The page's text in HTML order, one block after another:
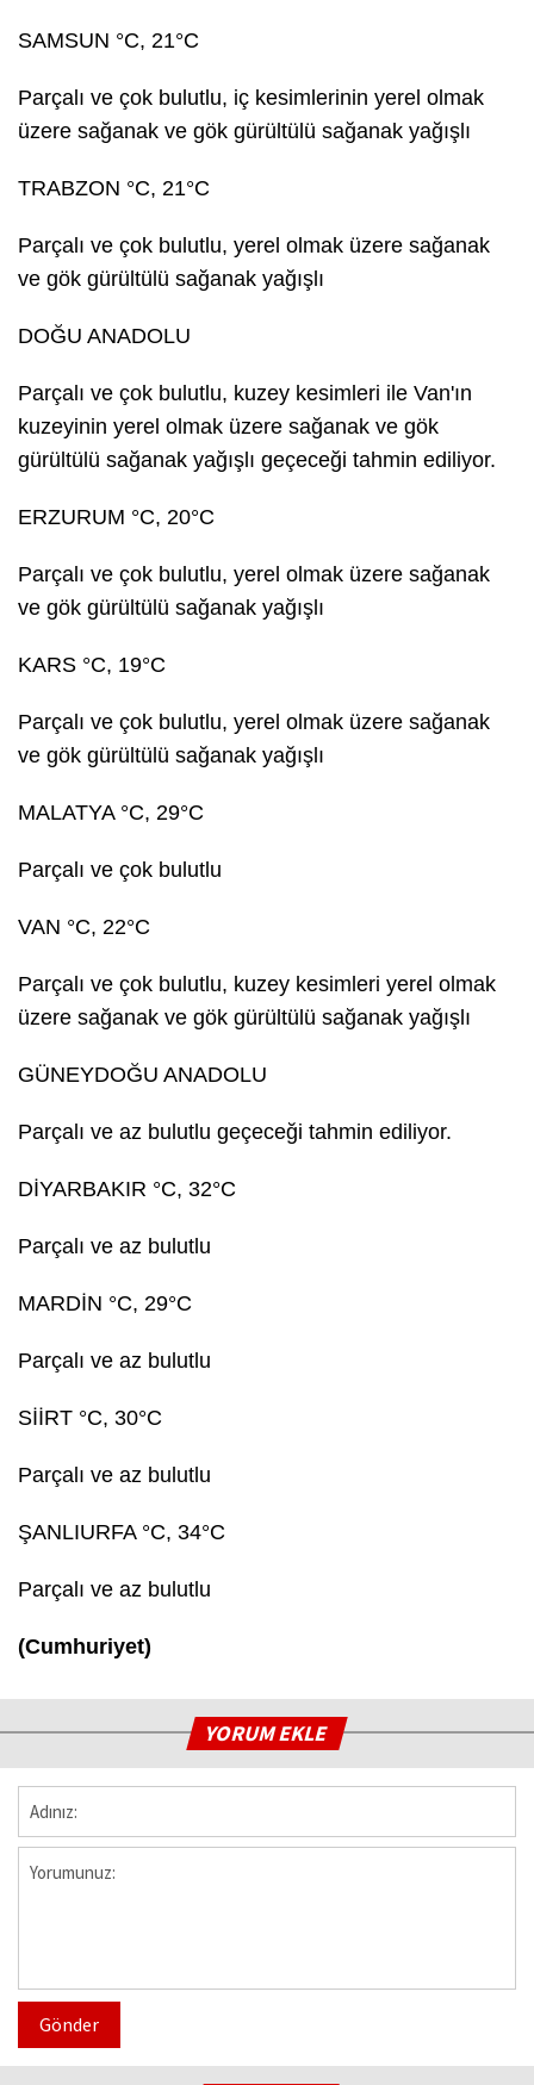
SAMSUN °C, 21°C
Parçalı ve çok bulutlu, iç kesimlerinin yerel olmak
üzere sağanak ve gök gürültülü sağanak yağışlı
TRABZON °C, 21°C
Parçalı ve çok bulutlu, yerel olmak üzere sağanak
ve gök gürültülü sağanak yağışlı
DOĞU ANADOLU
Parçalı ve çok bulutlu, kuzey kesimleri ile Van'ın
kuzeyinin yerel olmak üzere sağanak ve gök
gürültülü sağanak yağışlı geçeceği tahmin ediliyor.
ERZURUM °C, 20°C
Parçalı ve çok bulutlu, yerel olmak üzere sağanak
ve gök gürültülü sağanak yağışlı
KARS °C, 19°C
Parçalı ve çok bulutlu, yerel olmak üzere sağanak
ve gök gürültülü sağanak yağışlı
MALATYA °C, 29°C
Parçalı ve çok bulutlu
VAN °C, 22°C
Parçalı ve çok bulutlu, kuzey kesimleri yerel olmak
üzere sağanak ve gök gürültülü sağanak yağışlı
GÜNEYDOĞU ANADOLU
Parçalı ve az bulutlu geçeceği tahmin ediliyor.
DİYARBAKIR °C, 32°C
Parçalı ve az bulutlu
MARDİN °C, 29°C
Parçalı ve az bulutlu
SİİRT °C, 30°C
Parçalı ve az bulutlu
ŞANLIURFA °C, 34°C
Parçalı ve az bulutlu
(Cumhuriyet)
YORUM EKLE
Gönder